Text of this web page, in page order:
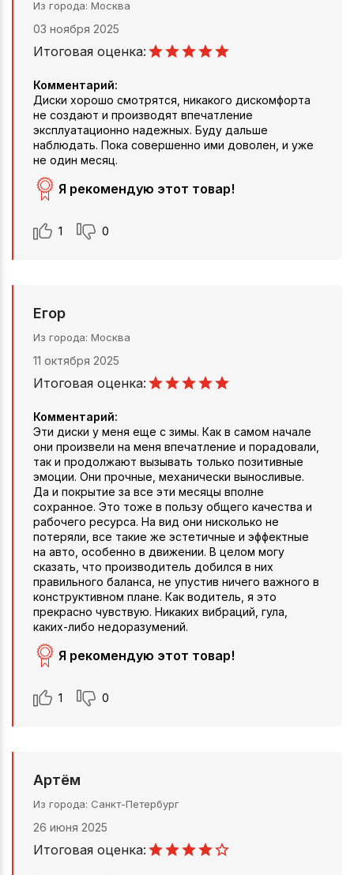
Из города Москва
03 ноября 2025
Итоговая оценка:
Комментарий:
Диски хорошо смотрятся, никакого дискомфорта
не создают и производят впечатление
эксплуатационно надежных. Буду дальше
наблюдать. Пока совершенно ими доволен, и уже
не один месяц.
Я рекомендую этот товар!
1 0
Егор
Из города Москва
11 октября 2025
Итоговая оценка:
Комментарий:
Эти диски у меня еще с зимы. Как в самом начале
они произвели на меня впечатление и порадовали,
так и продолжают вызывать только позитивные
эмоции. Они прочные, механически выносливые.
Да и покрытие за все эти месяцы вполне
сохранное. Это тоже в пользу общего качества и
рабочего ресурса. На вид они нисколько не
потеряли, все такие же эстетичные и эффектные
на авто, особенно в движении. В целом могу
сказать, что производитель добился в них
правильного баланса, не упустив ничего важного в
конструктивном плане. Как водитель, я это
прекрасно чувствую. Никаких вибраций, гула,
каких-либо недоразумений.
Я рекомендую этот товар!
1 0
Артём
Из города Санкт-Петербург
26 июня 2025
Итоговая оценка: